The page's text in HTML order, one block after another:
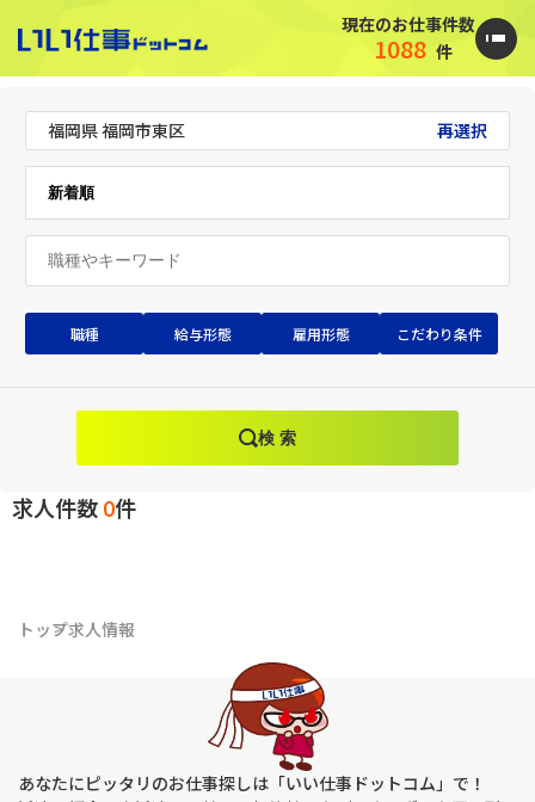
現在のお仕事件数
1088 件
福岡県 福岡市東区 再選択
職種 給与形態 雇用形態 こだわり条件
検 索
求人件数0件
トップ求人情報
あなたにピッタリのお仕事探しは「いい仕事ドットコム」で！